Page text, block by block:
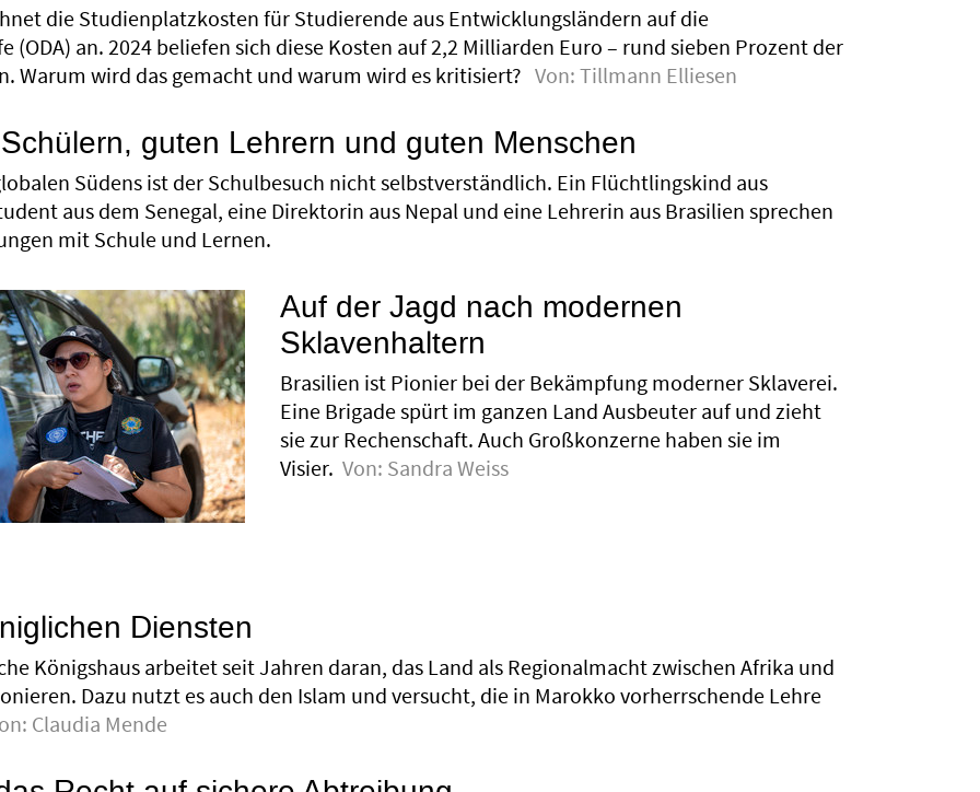
die Studienplatzkosten für Studierende aus Entwicklungsländern auf die
(ODA) an. 2024 beliefen sich diese Kosten auf 2,2 Milliarden Euro – rund sieben Prozent der
Warum wird das gemacht und warum wird es kritisiert? Von:Tillmann Elliesen
guten Lehrern und guten Menschen
Südens ist der Schulbesuch nicht selbstverständlich. Ein Flüchtlingskind aus
aus dem Senegal, eine Direktorin aus Nepal und eine Lehrerin aus Brasilien sprechen
mit Schule und Lernen.
Auf der Jagd nach modernen
Sklavenhaltern
Brasilien ist Pionier bei der Bekämpfung moderner Sklaverei.
Eine Brigade spürt im ganzen Land Ausbeuter auf und zieht
sie zur Rechenschaft. Auch Großkonzerne haben sie im
Visier. Von: Sandra Weiss
Diensten
Königshaus arbeitet seit Jahren daran, das Land als Regionalmacht zwischen Afrika und
Dazu nutzt es auch den Islam und versucht, die in Marokko vorherrschende Lehre
Claudia Mende